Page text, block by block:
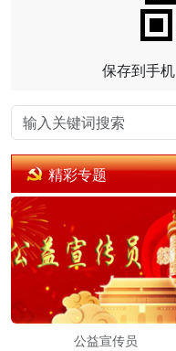
保存到手
精彩专题
公益宣传员